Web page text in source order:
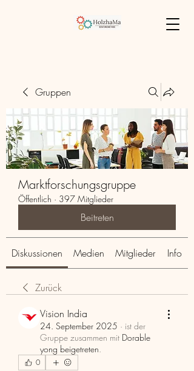
Gruppen
Marktforschungsgruppe
Öffentlich · 397 Mitglieder
Beitreten
Diskussionen Medien Mitglieder Info
Zurück
Vision India
24. September 2025 · ist der
Gruppe zusammen mit Dorable
yong beigetreten.
0